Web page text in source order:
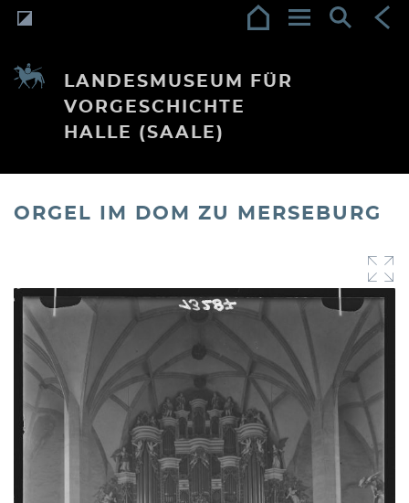
LANDESMUSEUM FÜR
VORGESCHICHTE
HALLE (SAALE)
ORGEL IM DOM ZU MERSEBURG